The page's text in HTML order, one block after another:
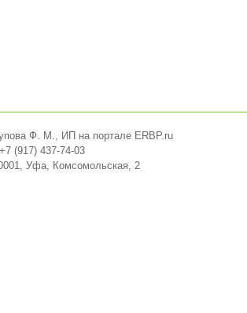
Ф. М., ИП на портале ERBP.ru
(917) 437-74-03
Уфа, Комсомольская, 2